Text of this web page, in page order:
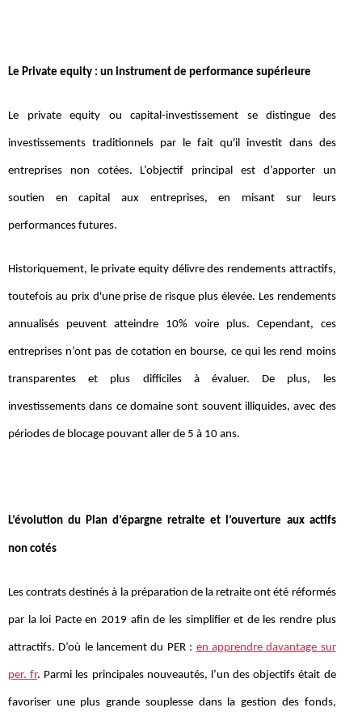
Le Private equity : un instrument de performance supérieure
Le private equity ou capital-investissement se distingue des
investissements traditionnels par le fait qu'il investit dans des
entreprises non cotées. L’objectif principal est d’apporter un
soutien en capital aux entreprises, en misant sur leurs
performances futures.
Historiquement, le private equity délivre des rendements attractifs,
toutefois au prix d'une prise de risque plus élevée. Les rendements
annualisés peuvent atteindre 10% voire plus. Cependant, ces
entreprises n’ont pas de cotation en bourse, ce qui les rend moins
transparentes et plus difficiles à évaluer. De plus, les
investissements dans ce domaine sont souvent illiquides, avec des
périodes de blocage pouvant aller de 5 à 10 ans.
L’évolution du Plan d’épargne retraite et l’ouverture aux actifs
non cotés
Les contrats destinés à la préparation de la retraite ont été réformés
par la loi Pacte en 2019 afin de les simplifier et de les rendre plus
attractifs. D’où le lancement du PER : en apprendre davantage sur
per. fr. Parmi les principales nouveautés, l’un des objectifs était de
favoriser une plus grande souplesse dans la gestion des fonds,